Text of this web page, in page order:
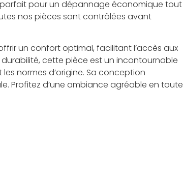
pour un dépannage économique tout
nos pièces sont contrôlées avant
un confort optimal, facilitant l’accès aux
cette pièce est un incontournable
normes d’origine. Sa conception
Profitez d’une ambiance agréable en toute